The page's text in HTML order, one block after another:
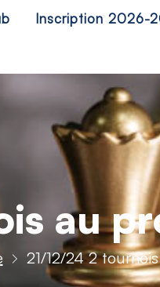
Inscription 2026-
au
21/12/24 2